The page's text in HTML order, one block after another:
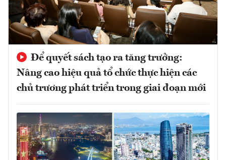
Để quyết sách tạo ra tăng trưởng:
Nâng cao hiệu quả tổ chức thực hiện các
chủ trương phát triển trong giai đoạn mới